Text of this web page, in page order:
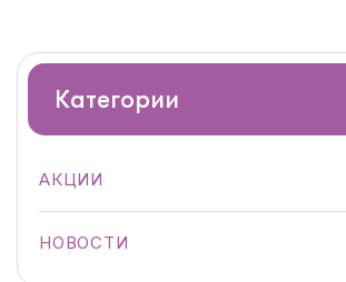
Категории
АКЦИИ
НОВОСТИ